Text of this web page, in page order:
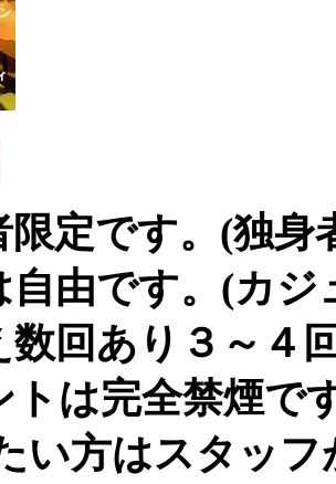
限定です。(独
自由です。(カ
数回あり３～４
トは完全禁煙で
い方はスタッフ